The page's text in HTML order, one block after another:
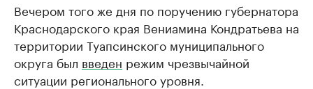
Вечером того же дня по поручению губернатора
Краснодарского края Вениамина Кондратьева на
территории Туапсинского муниципального
округа был введен режим чрезвычайной
ситуации регионального уровня.